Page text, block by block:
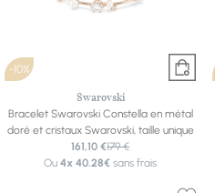
-10%
Swarovski
Bracelet Swarovski Constella en métal
doré et cristaux Swarovski, taille unique
161,10 €179 €
Ou4x 40.28€ sans frais